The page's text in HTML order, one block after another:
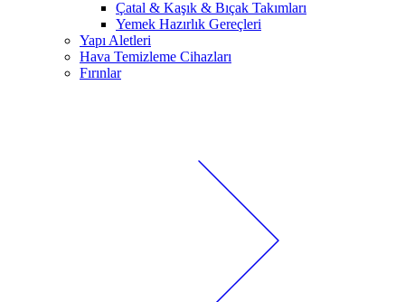
Çatal & Kaşık & Bıçak Takımları
Yemek Hazırlık Gereçleri
Yapı Aletleri
Hava Temizleme Cihazları
Fırınlar